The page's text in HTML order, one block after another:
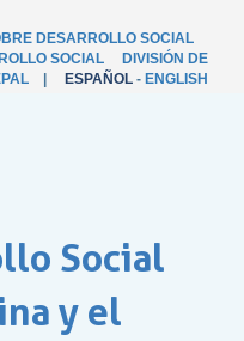
DESARROLLO SOCIAL
SOCIAL
DIVISIÓN DE
ESPAÑOL - ENGLISH
Social
y el